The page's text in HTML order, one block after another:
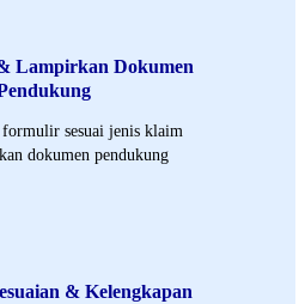
Lampirkan Dokumen
sesuai jenis klaim
dokumen pendukung
& Kelengkapan